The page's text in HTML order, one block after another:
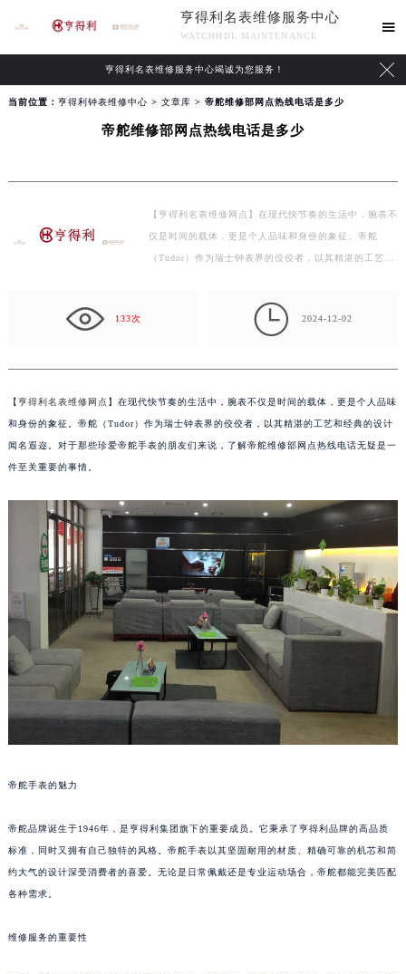
亨得利名表维修服务中心
WATCHHDL MAINTENANCE

亨得利名表维修服务中心竭诚为您服务！ 
当前位置： 亨得利钟表维修中心 > 文章库 > 帝舵维修部网点热线电话是多少
帝舵维修部网点热线电话是多少
【亨得利名表维修网点】在现代快节奏的生活中，腕表不
仅是时间的载体，更是个人品味和身份的象征。帝舵
（Tudor）作为瑞士钟表界的佼佼者，以其精湛的工艺和
133次  2024-12-02
【亨得利名表维修网点 】在现代快节奏的生活中，腕表不仅是时间的载体，更是个人品味
和身份的象征。帝舵（Tudor）作为瑞士钟表界的佼佼者，以其精湛的工艺和经典的设计
闻名遐迩。对于那些珍爱帝舵手表的朋友们来说，了解帝舵维修部网点热线电话无疑是一
件至关重要的事情。
帝舵手表的魅力
帝舵品牌诞生于1946年，是亨得利集团旗下的重要成员。它秉承了亨得利品牌的高品质
标准，同时又拥有自己独特的风格。帝舵手表以其坚固耐用的材质、精确可靠的机芯和简
约大气的设计深受消费者的喜爱。无论是日常佩戴还是专业运动场合，帝舵都能完美匹配
各种需求。
维修服务的重要性